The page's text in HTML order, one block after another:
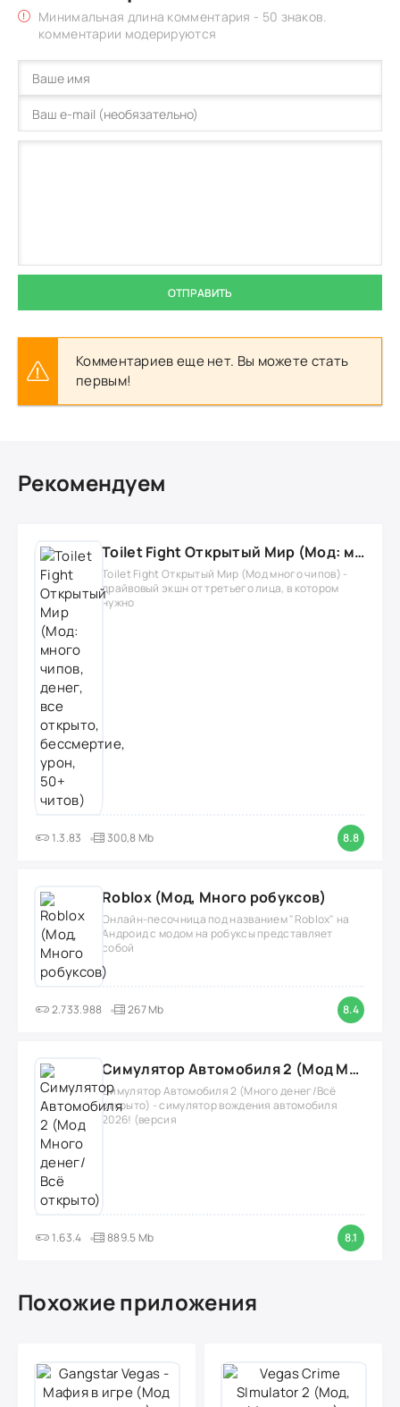
Минимальная длина комментария - 50 знаков.
комментарии модерируются
ОТПРАВИТЬ
Комментариев еще нет. Вы можете стать
первым!
Рекомендуем
Toilet Fight Открытый Мир (Мод: много чипов, денег, все открыто, бессмертие, урон, 50+ читов)
Toilet Fight Открытый Мир (Мод много чипов) -
драйвовый экшн от третьего лица, в котором
нужно
1.3.83 300,8 Mb 8.8
Roblox (Мод, Много робуксов)
Онлайн-песочница под названием "Roblox" на
Андроид с модом на робуксы представляет
собой
2.733.988 267 Mb 8.4
Симулятор Автомобиля 2 (Мод Много денег/Всё открыто)
Симулятор Автомобиля 2 (Много денег/Всё
открыто) - симулятор вождения автомобиля
2026! (версия
1.63.4 889.5 Mb 8.1
Похожие приложения